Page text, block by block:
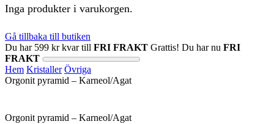
Inga produkter i varukorgen.
Gå tillbaka till butiken
Du har 599 krkvar till FRI FRAKT Grattis! Du har nu FRI
FRAKT
Hem Kristaller Övriga
Orgonit pyramid – Karneol/Agat
Orgonit pyramid – Karneol/Agat